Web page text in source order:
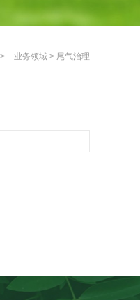
> 业务领域 > 尾气治理